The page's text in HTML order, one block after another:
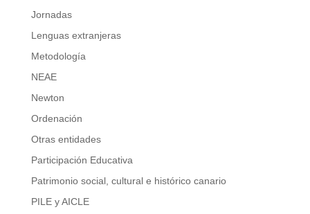
Jornadas
Lenguas extranjeras
Metodología
NEAE
Newton
Ordenación
Otras entidades
Participación Educativa
Patrimonio social, cultural e histórico canario
PILE y AICLE